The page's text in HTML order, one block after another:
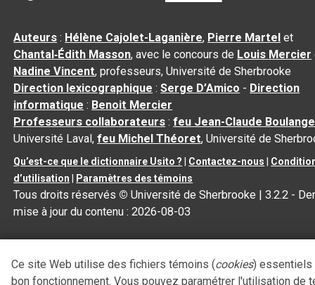
Auteurs : Hélène Cajolet-Laganière, Pierre Martel et
Chantal‑Édith Masson, avec le concours de Louis Mercier
Nadine Vincent, professeurs, Université de Sherbrooke
Direction lexicographique :Serge D’Amico - Direction
informatique : Benoit Mercier
Professeurs collaborateurs :feu Jean-Claude
Université Laval,feu Michel Théoret, Université de
Qu’est-ce que le dictionnaire Usito ? Contactez-nous
d’utilisation
Paramètres des témoins
Tous droits réservés © Université de Sherbrooke |3.2.2 -
mise à jour du contenu :2026-08-03
Ce site Web utilise des fichiers témoins (cookies) essentiels
bon fonctionnement. Vous pouvez paramétrer l'utilisation de